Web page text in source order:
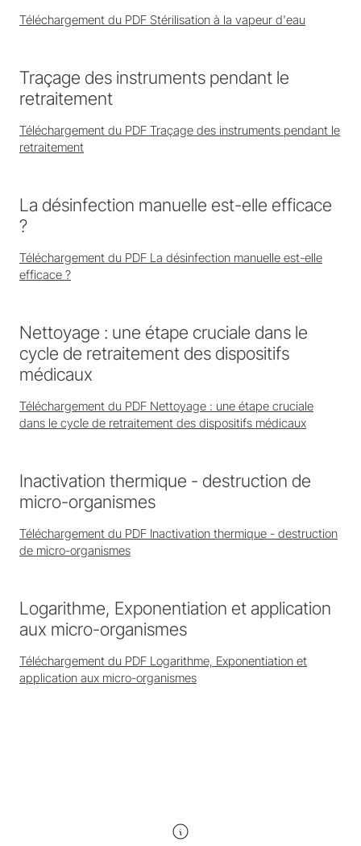
Téléchargement du PDF Stérilisation à la vapeur d'eau
Traçage des instruments pendant le
retraitement
Téléchargement du PDF Traçage des instruments pendant le
retraitement
La désinfection manuelle est-elle efficace
?
Téléchargement du PDF La désinfection manuelle est-elle
efficace ?
Nettoyage : une étape cruciale dans le
cycle de retraitement des dispositifs
médicaux
Téléchargement du PDF Nettoyage : une étape cruciale
dans le cycle de retraitement des dispositifs médicaux
Inactivation thermique - destruction de
micro-organismes
Téléchargement du PDF Inactivation thermique - destruction
de micro-organismes
Logarithme, Exponentiation et application
aux micro-organismes
Téléchargement du PDF Logarithme, Exponentiation et
application aux micro-organismes